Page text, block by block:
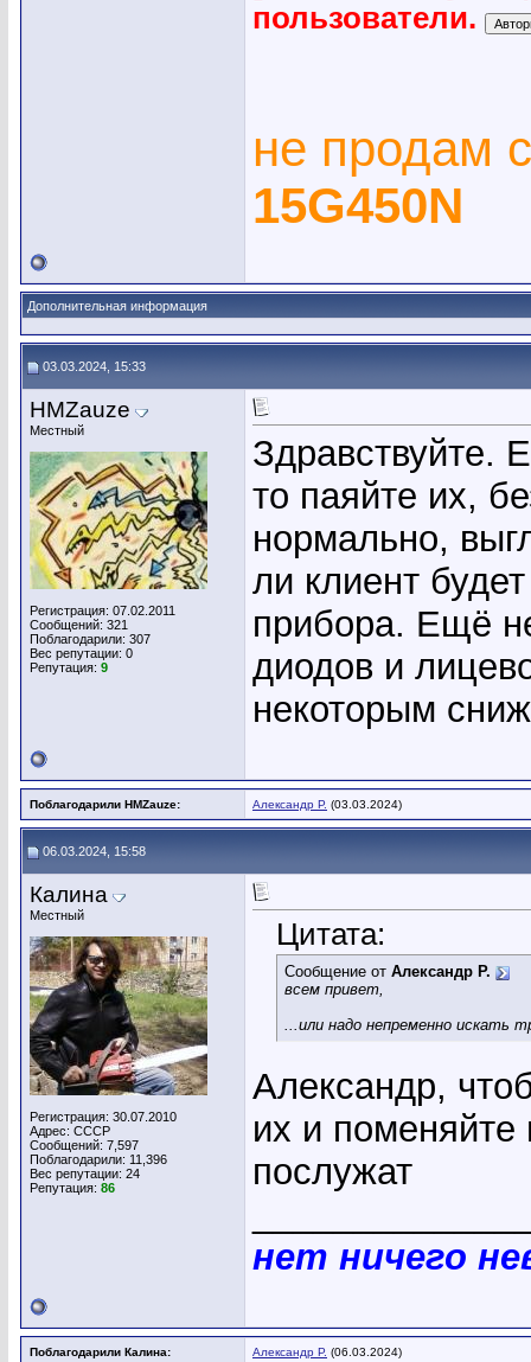
пользователи.
не продам
15G450N
Дополнительная информация
03.03.2024, 15:33
HMZauze
Местный
Регистрация: 07.02.2011
Сообщений: 321
Поблагодарили: 307
Вес репутации: 0
Репутация: 9
Здравствуйте.
то паяйте их,
нормально,
ли клиент
прибора. Ещё
диодов и
некоторым
Поблагодарили HMZauze: Александр Р. (03.03.2024)
06.03.2024, 15:58
Калина
Местный
Регистрация: 30.07.2010
Адрес: СССР
Сообщений: 7,597
Поблагодарили: 11,396
Вес репутации: 24
Репутация: 86
Цитата:
Сообщение от Александр Р.
всем привет,
...или надо непременно искать
Александр,
их и
послужат
нет ничего
Поблагодарили Калина: Александр Р. (06.03.2024)